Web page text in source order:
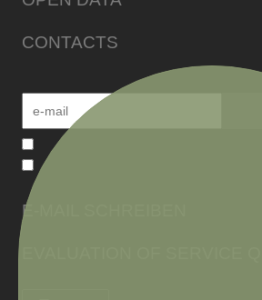
CONTACTS
E-MAIL SCHREIBEN